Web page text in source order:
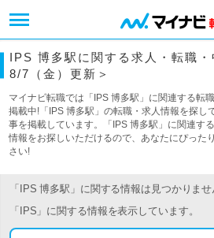
IPS 博多駅に関する求人・転職・
8/7（金）更新＞
マイナビ転職では「IPS 博多駅」に関連する転
掲載中!「IPS 博多駅」の転職・求人情報を探し
事を掲載しています。「IPS 博多駅」に関連す
情報をお探しいただけるので、あなたにぴった
さい!
「IPS 博多駅」に関する情報は見つかりませ
「IPS」に関する情報を表示しています。